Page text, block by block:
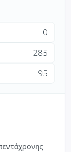
0
285
95